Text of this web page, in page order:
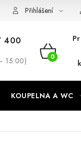
Přihlášení
400
15:00)
KOUPELNA A WC